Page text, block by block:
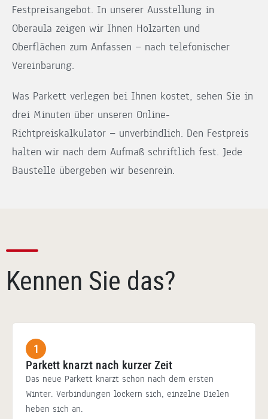
Festpreisangebot. In unserer Ausstellung in
Oberaula zeigen wir Ihnen Holzarten und
Oberflächen zum Anfassen — nach telefonischer
Vereinbarung.
Was Parkett verlegen bei Ihnen kostet, sehen Sie in
drei Minuten über unseren Online-
Richtpreiskalkulator — unverbindlich. Den Festpreis
halten wir nach dem Aufmaß schriftlich fest. Jede
Baustelle übergeben wir besenrein.
Kennen Sie das?
1
Parkett knarzt nach kurzer Zeit
Das neue Parkett knarzt schon nach dem ersten
Winter. Verbindungen lockern sich, einzelne Dielen
heben sich an.